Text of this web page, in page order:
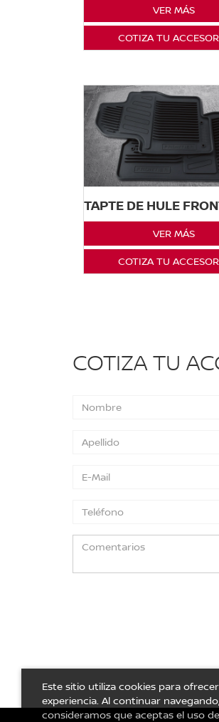
VER MÁS
COTIZA TU
TAPTE DE HULE
VER MÁS
COTIZA TU
COTIZA TU
Este sitio utiliza cookies para
experiencia. Al continuar
consideramos que aceptas el uso